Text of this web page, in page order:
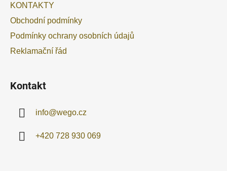
KONTAKTY
Obchodní podmínky
Podmínky ochrany osobních údajů
Reklamační řád
Kontakt
info@wego.cz
+420 728 930 069